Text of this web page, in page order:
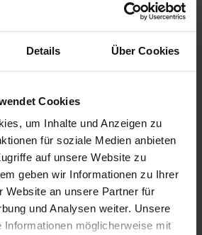
Details Über Cookies
Cookies
um Inhalte und Anzeigen zu
für soziale Medien anbieten
auf unsere Website zu
geben wir Informationen zu Ihrer
Website an unsere Partner für
und Analysen weiter. Unsere
Informationen möglicherweise mit
von Wärmepumpen-Systemen (Luft-Wasser-Sol
Berlin 31.07.2026
suchen wir für die Görres Facility
qualifizierten Konzessionsträger als
SHK. Sie übernehmen die fachliche
Nettersheim 22.06.2026